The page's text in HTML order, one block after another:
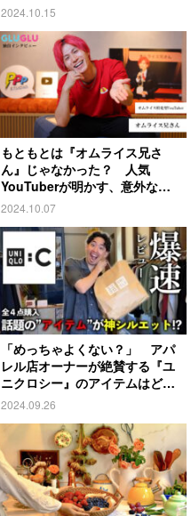
2024.10.15
もともとは『オムライス兄さ
ん』じゃなかった？ 人気
YouTuberが明かす、意外な過
去とは
2024.10.07
「めっちゃよくない？」 アパ
レル店オーナーが絶賛する『ユ
ニクロシー』のアイテムはど
れ？
2024.09.26